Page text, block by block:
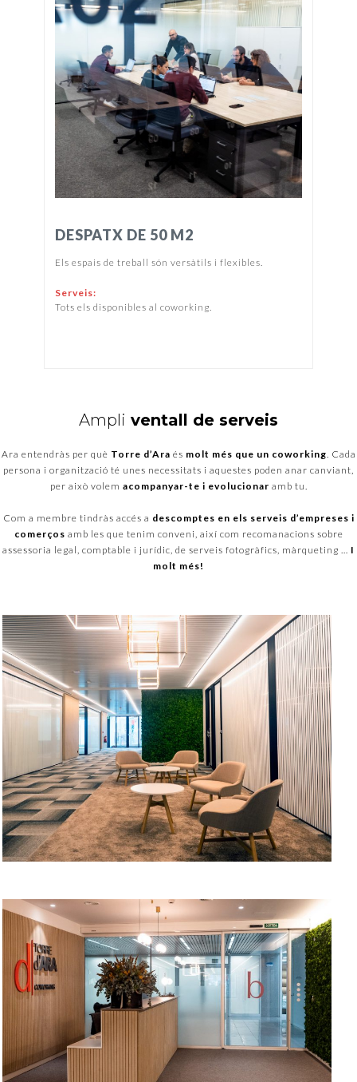
DESPATX DE 50 M2
Els espais de treball són versàtils i flexibles.
Serveis:
Tots els disponibles al coworking.
Ampli ventall de serveis
Ara entendràs per què Torre d’Ara és molt més que un coworking . Cada
persona i organització té unes necessitats i aquestes poden anar canviant,
per això volem acompanyar-te i evolucionar amb tu.
Com a membre tindràs accés a descomptes en els serveis d’empreses i
comerços amb les que tenim conveni així com recomanacions sobre
assessoria legal , comptable i jurídic , de serveis fotogràfics, màrqueting
I
molt més!